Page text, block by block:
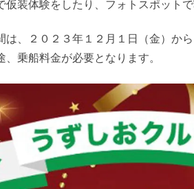
装体験をしたり、フォトスポットで
は、２０２３年１２月１日（金）か
乗船料金が必要となります。